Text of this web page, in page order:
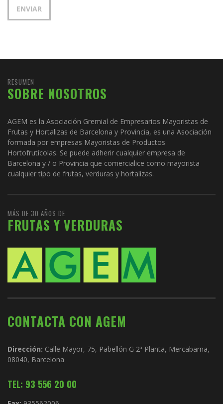
RESUMEN
SOBRE NOSOTROS
AGEM es la Asociación Gremial de Empresarios Mayoristas de
Frutas y Hortalizas de Barcelona y Provincia, es una Asociación
formada por empresas Mayoristas de Productos
Hortofrutícolas. Se puede adherir cualquier empresa de
Barcelona y / o Provincia que comercialice como mayorista
cualquier tipo de frutas, verduras y hortalizas.
MÁS DE 30 AÑOS DE
FRUTAS Y VERDURAS
CONTACTA CON AGEM
Dirección: Calle Mayor, 75, Pabellón G 2ª Planta, Mercabarna,
08040, Barcelona
TEL: 93 556 20 00